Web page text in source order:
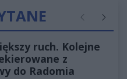
Poprzednie
ruch. Kolejne
z
do Radomia